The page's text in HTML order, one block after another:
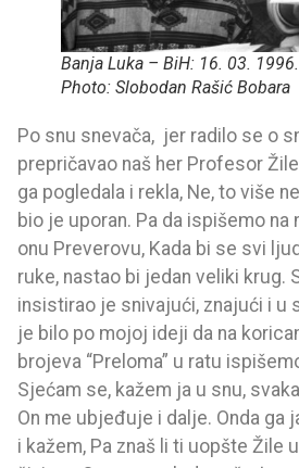
Banja Luka – BiH: 16. 03. 1996.
Photo: Slobodan Rašić Bobara
Po snu snevača, jer radilo se o
prepričavao naš her Profesor
ga pogledala i rekla, Ne, to više
bio je uporan. Pa da ispišemo
onu Preverovu, Kada bi se svi
ruke, nastao bi jedan veliki krug.
insistirao je snivajući, znajući i u
je bilo po mojoj ideji da na
brojeva “Preloma” u ratu
Sjećam se, kažem ja u snu,
On me ubjeđuje i dalje. Onda ga
i kažem, Pa znaš li ti uopšte Žile